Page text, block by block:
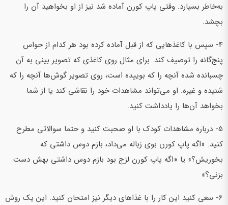
به‌خاطر بسپارد. وقتی پاپ کورن آماده شد نیز از او بخواهید آن را
بچشد.
4- سپس با کاغذهایی که از قبل آماده کرده بود هر کدام از حواس
پنج‌گانه را توصیف کند. برای مثال روی کاغذی که تصویر بینی به آن
چسبانده شده آنچه را که بوییده است، روی تصویر گوش‌ها آنچه را که
شنیده و غیره. او می‌تواند مشاهدات خود را نقاشی کند یا از شما
بخواهد آن‌ها را یادداشت کنید.
5- درباره مشاهدات کودک با او صحبت کنید و حتما سوالاتی مطرح
کنید. «اگه پاپ کورن بوی زباله می‌داد، بازم دوس داشتی که
بخوریش؟» یا «اگه پاپ کورن لزج بود بازم دوس داشتی بهش دست
بزنی؟»
6- سعی کنید این کار را با غذاهای دیگر نیز امتحان کنید. این یک روش